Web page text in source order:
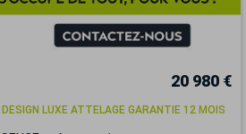
20 980 €
LUXE ATTELAGE GARANTIE 12 MOIS